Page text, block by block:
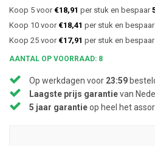
Koop 5 voor €18,91 per stuk en bespaar
Koop 10 voor €18,41 per stuk en bespaar
Koop 25 voor €17,91 per stuk en bespaar
AANTAL OP VOORRAAD: 8
Op werkdagen voor 23:59
Laagste prijs garantievan
5 jaar garantieop heel het